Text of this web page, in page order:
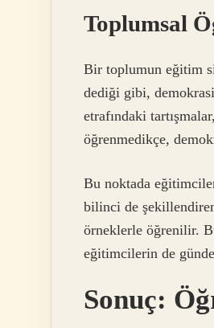
Toplumsal
Bir toplumun eğitim
dediği gibi,
etrafındaki
öğrenmedikçe,
Bu noktada
bilinci de
örneklerle öğrenilir.
eğitimcilerin de
Sonuç: